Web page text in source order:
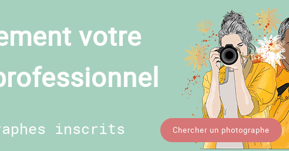
votre
inscrits Chercher un photographe